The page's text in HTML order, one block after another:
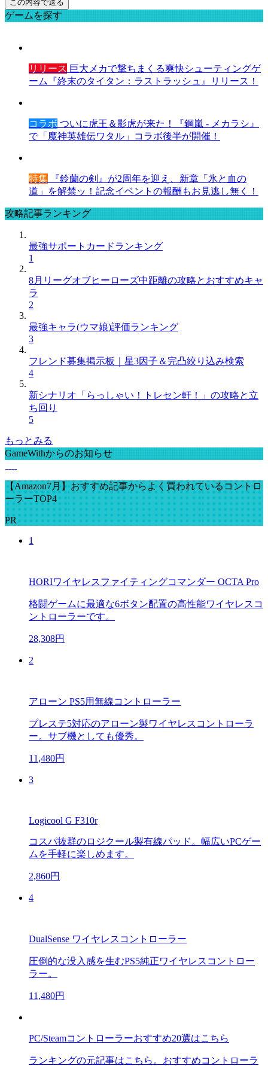
ゲームを探す
リリース 巨大メカで撃ちまくる爽快シューティングゲ
ーム『終末のタイタン：ラストラッシュ』リリース！
コラボ ついに虎王＆影虎が来た！『鋼嵐 - メカラシ』
で「魔神英雄伝ワタル」コラボ後半が開催！
特集 『鈴蘭の剣』が2周年を迎え、新章「氷と血の
道」を解禁ッ！記念イベントの報酬もお見逃し無く！
攻略記事ランキング
最強サポートカードランキング
1
8月リーグオブヒーローズ中距離の攻略とおすすめキャ
ラ
2
最強キャラ(ウマ娘)評価ランキング
3
フレンド募集掲示板｜星3因子＆完凸絞り込み検索
4
新シナリオ「らっしゃい！トレセン軒！」の攻略と立
ち回り
5
もっとみる
GameWithからのお知らせ
【Amazon7月】おすすめ記事からよく買われているコントロ
ーラーTOP4
PR
1
HORIワイヤレスファイティングコマンダー OCTA Pro
格闘ゲームに最適な6ボタン配置の高性能ワイヤレスコ
ントローラーです。
28,308円
2
アローン PS5用無線コントローラー
プレステ5対応のアローン製ワイヤレスコントローラ
ー。サブ機としても優秀。
11,480円
3
Logicool G F310r
コスパ抜群のロジクール製有線パッド。幅広いPCゲー
ムを手軽に楽しめます。
2,860円
4
DualSense ワイヤレスコントローラー
圧倒的な没入感を生むPS5純正ワイヤレスコントロー
ラー。
11,480円
PC/Steamコントローラーおすすめ20選はこちら
ランキングの元記事はこちら。おすすめコントローラ